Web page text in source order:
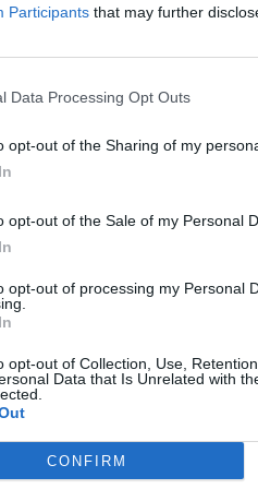
Participants that may further
Data Processing Opt Outs
opt-out of the Sharing of my
opt-out of the Sale of my Personal
opt-out of processing my Personal
opt-out of Collection, Use,
Data that Is Unrelated with
CONFIRM